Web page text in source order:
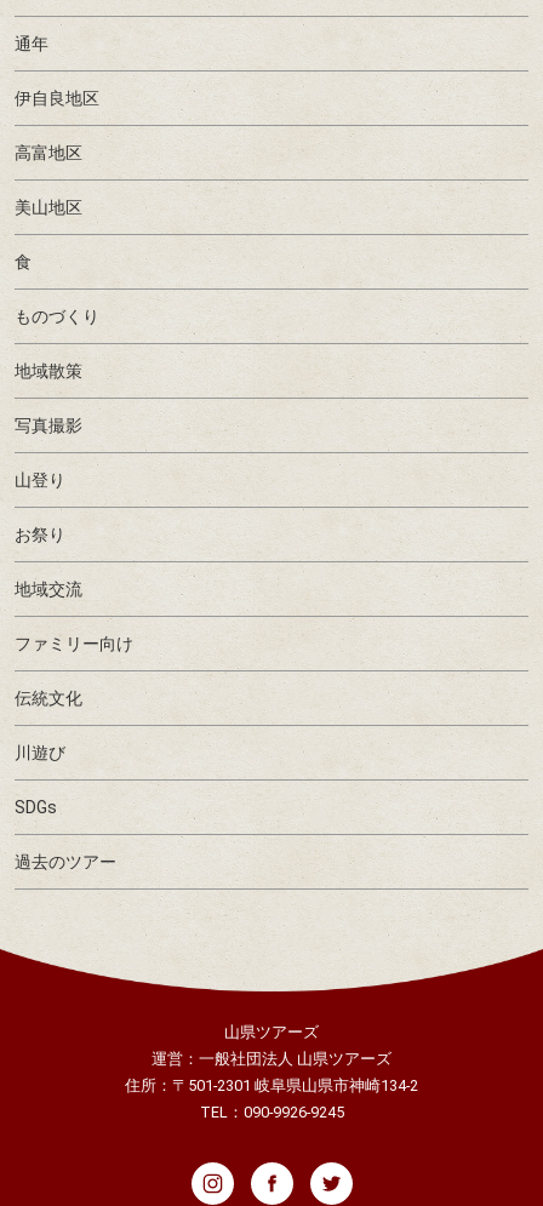
通年
伊自良地区
高富地区
美山地区
食
ものづくり
地域散策
写真撮影
山登り
お祭り
地域交流
ファミリー向け
伝統文化
川遊び
SDGs
過去のツアー
山県ツアーズ
運営：一般社団法人 山県ツアーズ
住所：〒501-2301 岐阜県山県市神崎134-2
TEL：090-9926-9245